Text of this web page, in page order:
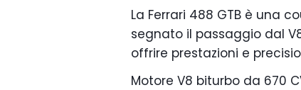
La Ferrari 488 GTB è una
segnato il passaggio dal
offrire prestazioni e
Motore V8 biturbo da 670